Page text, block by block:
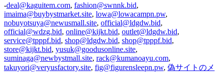
-deal@kaguitem.com, fashion@swnnk.bid,
imaima@buybystmarket.site, lowa@lowacampn.pw,
nobuyotsuya@newusmall.site, official@ldgdw.bid,
official@wdzg.bid, online@kijkt.bid, outlet@ldgdw.bid,
service@tpppf.bid, shop@ldgdw.bid, shop@tpppf.bid,
store@kijkt.bid, yusuk@goodusonline.site,
suminaga@newbystmall.site, rack@kumanoayu.com,
takuyori@veryusfactory.site, fig@figurensleepn.pw, 偽サイトのメ